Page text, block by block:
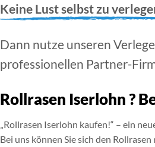
Keine Lust selbst zu
Dann nutze unseren
professionellen Partner-
Rollrasen Iserlohn ?
„Rollrasen Iserlohn kaufen!“ – ein
Bei uns können Sie sich den